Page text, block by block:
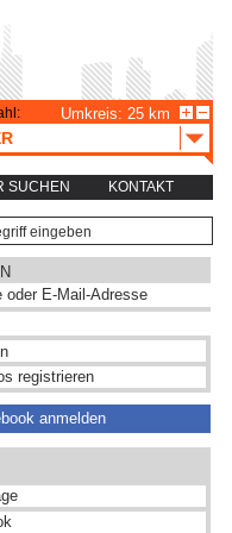
SUCHEN KONTAKT
Umkreis: 25 km
registrieren
anmelden